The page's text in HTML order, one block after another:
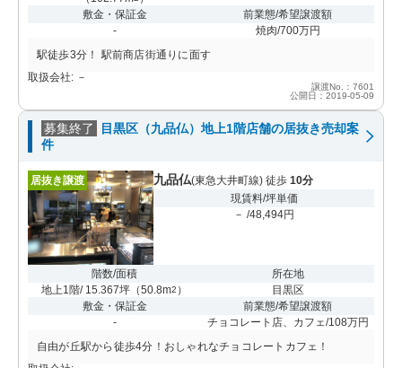
敷金・保証金
-
前業態/希望譲渡額
焼肉/700万円
駅徒歩3分！ 駅前商店街通りに面す
取扱会社: －
譲渡No.：7601
公開日：2019-05-09
募集終了
目黒区（九品仏）地上1階店舗の居抜き売却案
件
居抜き譲渡 九品仏(東急大井町線) 徒歩 10分
現賃料/坪単価
－ /48,494円
階数/面積
地上1階/ 15.367坪 （50.8m2 ）
所在地
目黒区
敷金・保証金
-
前業態/希望譲渡額
チョコレート店、カフェ/108万円
自由が丘駅から徒歩4分！おしゃれなチョコレートカフェ！